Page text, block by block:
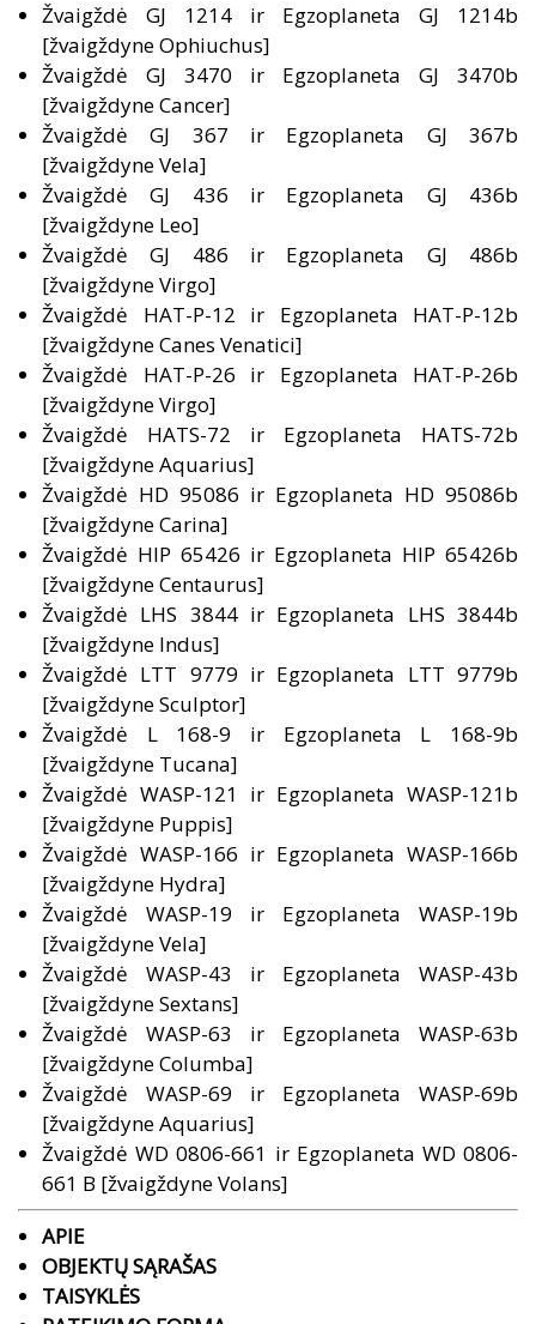
Žvaigždė GJ 1214 ir Egzoplaneta GJ 1214b
[žvaigždyne Ophiuchus]
Žvaigždė GJ 3470 ir Egzoplaneta GJ 3470b
[žvaigždyne Cancer]
Žvaigždė GJ 367 ir Egzoplaneta GJ 367b
[žvaigždyne Vela]
Žvaigždė GJ 436 ir Egzoplaneta GJ 436b
[žvaigždyne Leo]
Žvaigždė GJ 486 ir Egzoplaneta GJ 486b
[žvaigždyne Virgo]
Žvaigždė HAT-P-12 ir Egzoplaneta HAT-P-12b
[žvaigždyne Canes Venatici]
Žvaigždė HAT-P-26 ir Egzoplaneta HAT-P-26b
[žvaigždyne Virgo]
Žvaigždė HATS-72 ir Egzoplaneta HATS-72b
[žvaigždyne Aquarius]
Žvaigždė HD 95086 ir Egzoplaneta HD 95086b
[žvaigždyne Carina]
Žvaigždė HIP 65426 ir Egzoplaneta HIP 65426b
[žvaigždyne Centaurus]
Žvaigždė LHS 3844 ir Egzoplaneta LHS 3844b
[žvaigždyne Indus]
Žvaigždė LTT 9779 ir Egzoplaneta LTT 9779b
[žvaigždyne Sculptor]
Žvaigždė L 168-9 ir Egzoplaneta L 168-9b
[žvaigždyne Tucana]
Žvaigždė WASP-121 ir Egzoplaneta WASP-121b
[žvaigždyne Puppis]
Žvaigždė WASP-166 ir Egzoplaneta WASP-166b
[žvaigždyne Hydra]
Žvaigždė WASP-19 ir Egzoplaneta WASP-19b
[žvaigždyne Vela]
Žvaigždė WASP-43 ir Egzoplaneta WASP-43b
[žvaigždyne Sextans]
Žvaigždė WASP-63 ir Egzoplaneta WASP-63b
[žvaigždyne Columba]
Žvaigždė WASP-69 ir Egzoplaneta WASP-69b
[žvaigždyne Aquarius]
Žvaigždė WD 0806-661 ir Egzoplaneta WD 0806-
661 B [žvaigždyne Volans]
APIE
OBJEKTŲ SĄRAŠAS
TAISYKLĖS